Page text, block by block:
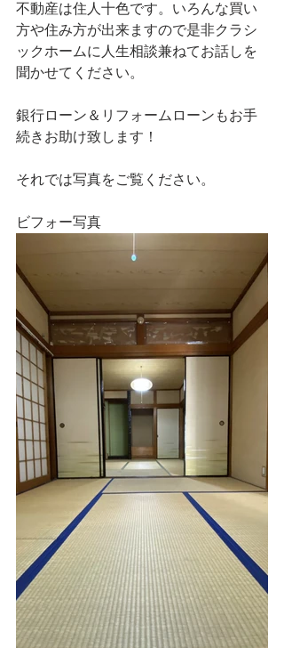
不動産は住人十色です。いろんな買い
方や住み方が出来ますので是非クラシ
ックホームに人生相談兼ねてお話しを
聞かせてください。
銀行ローン＆リフォームローンもお手
続きお助け致します！
それでは写真をご覧ください。
ビフォー写真